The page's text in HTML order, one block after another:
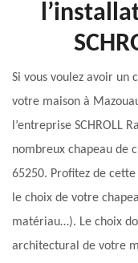
Si vous voulez avoir un
votre maison à
l’entreprise SCHROLL
nombreux chapeau de
65250. Profitez de
le choix de votre
matériau…). Le choix
architectural de votre